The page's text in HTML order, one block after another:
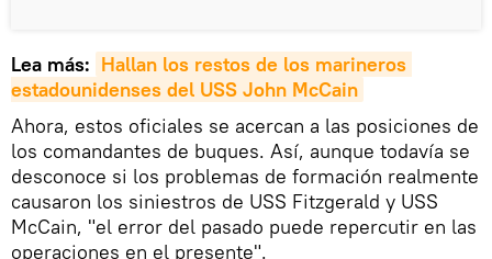
Lea más: Hallan los restos de los marineros
estadounidenses del USS John McCain
Ahora, estos oficiales se acercan a las posiciones de
los comandantes de buques. Así, aunque todavía se
desconoce si los problemas de formación realmente
causaron los siniestros de USS Fitzgerald y USS
McCain, "el error del pasado puede repercutir en las
operaciones en el presente".